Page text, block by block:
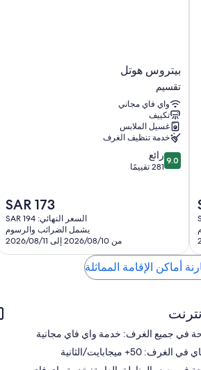
للعناية الشخصية صديقة للبيئة ومجففات
وخدمة تنظيف الغرف يوميًا
بيتروس
هوتل
تقسيم
بيتروس هوتل
تقسيم
واي فاي مجاني
تكييف
غسيل الملابس
خدمة تنظيف الغرف
9.0
من
9.0 رائع
281 تقييمًا
السعر
الحالي
هو
SAR
173
SAR 173
السعر النهائي: SAR 194
يشمل الضرائب والرسوم
من 2026/08/10 إلى 2026/08/11
أماكن الإقامة المماثلة
في جميع الغرف: خدمة واي فاي مجانية
50+ ميجابايت/الثانية